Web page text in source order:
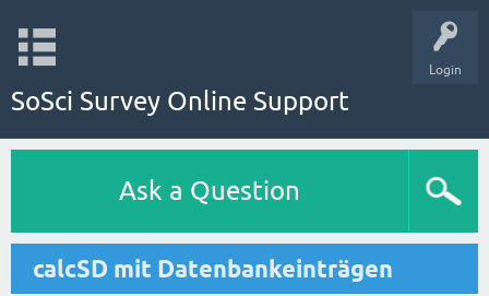
Login
SoSci Survey Online Support
Ask a Question
calcSD mit Datenbankeinträgen